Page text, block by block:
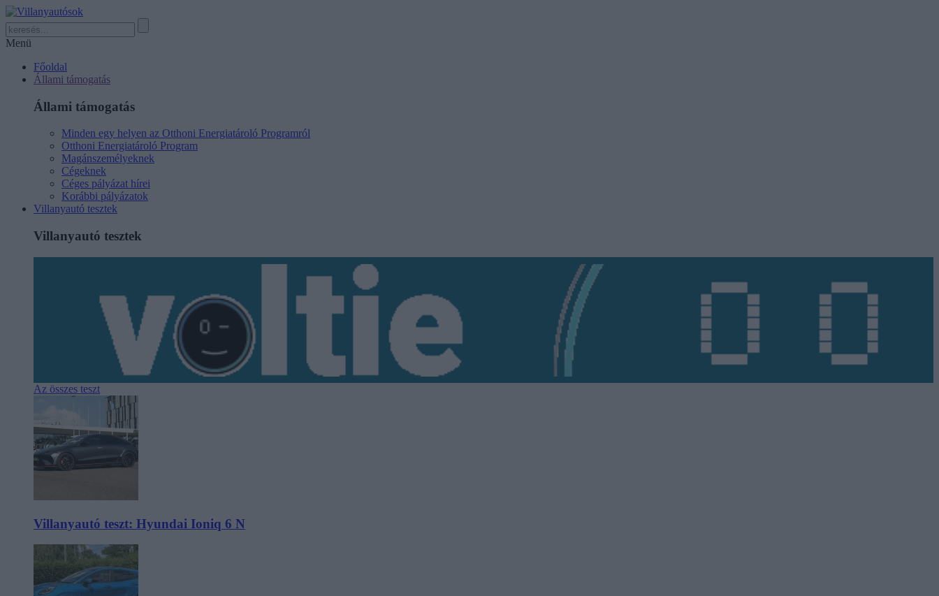
Menü
Főoldal
Állami támogatás
Állami támogatás
Minden egy helyen az Otthoni Energiatároló Programról
Otthoni Energiatároló Program
Magánszemélyeknek
Cégeknek
Céges pályázat hírei
Korábbi pályázatok
Villanyautó tesztek
Villanyautó tesztek
Az összes teszt
Villanyautó teszt: Hyundai Ioniq 6 N